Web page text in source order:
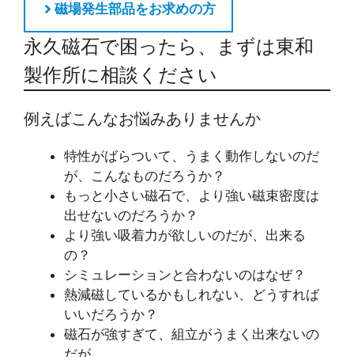
磁場発生部品をお求めの方
永久磁石で困ったら、まずは東和
製作所に相談ください
例えばこんなお悩みありませんか
特性がばらついて、うまく動作しないのだ
が、こんなものだろうか？
もっと小さい磁石で、より強い磁束密度は
出せないのだろうか？
より強い吸着力が欲しいのだが、出来る
の？
シミュレーションと合わないのはなぜ？
熱減磁しているかもしれない、どうすれば
いいだろうか？
磁石が強すぎて、組立がうまく出来ないの